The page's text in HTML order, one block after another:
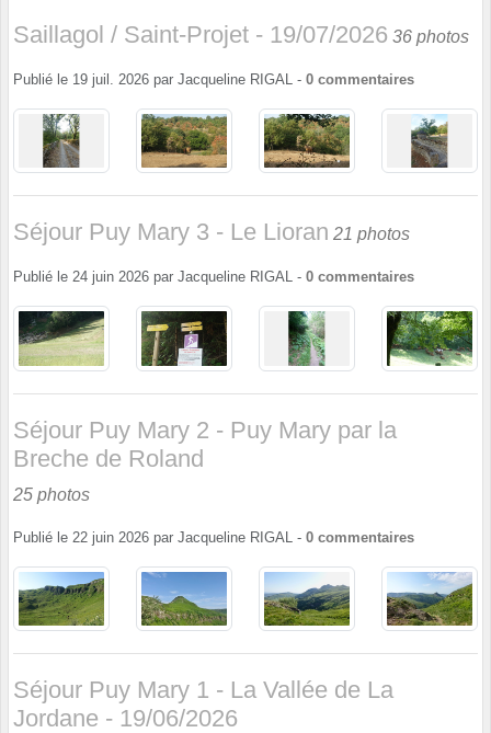
Saillagol / Saint-Projet - 19/07/2026 36 photos
Publié le 19 juil. 2026 par Jacqueline RIGAL - 0 commentaires
Séjour Puy Mary 3 - Le Lioran 21 photos
Publié le 24 juin 2026 par Jacqueline RIGAL - 0 commentaires
Séjour Puy Mary 2 - Puy Mary par la
Breche de Roland
25 photos
Publié le 22 juin 2026 par Jacqueline RIGAL - 0 commentaires
Séjour Puy Mary 1 - La Vallée de La
Jordane - 19/06/2026